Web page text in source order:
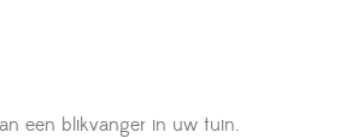
een blikvanger in uw tuin.